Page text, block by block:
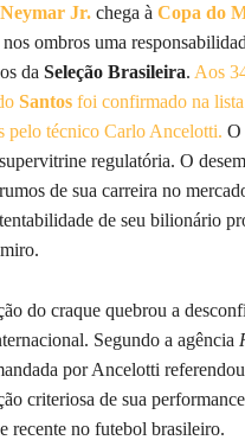
Neymar Jr. chega à Copa do
ombros uma
da Seleção Brasileira. Aos
Santos foi confirmado na
pelo técnico Carlo Ancelotti. O
regulatória. O
de sua carreira no
de seu bilionário
do craque quebrou a
Segundo a agência
por Ancelotti
criteriosa de sua
recente no futebol brasileiro.